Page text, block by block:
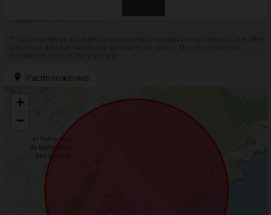
*
Расположение
+
−